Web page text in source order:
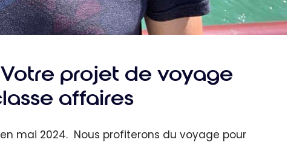
projet de voyage
affaires
mai 2024. Nous profiterons du voyage pour